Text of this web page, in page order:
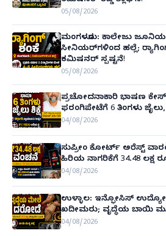
05/08/2026
ಮಂಗಳೂರು: ಕಾಲೇಜು ಜೂನಿಯರ್‌ಗಳ ಮೇಲೆ
ಸೀನಿಯರ್‌ಗಳಿಂದ ಹಲ್ಲೆ;
ಕಮಿಷನರ್ ಸ್ಪಷ್ಟನೆ!
05/08/2026
ಪ್ರಚೋದನಾಕಾರಿ ಭಾಷಣ
ಫರಂಗಿಪೇಟೆಗೆ 6 ತಿಂಗಳು
04/08/2026
ಸುಪ್ರೀಂ ಕೋರ್ಟ್ ಅರೆಸ್ಟ್
ಹಿರಿಯ ನಾಗರಿಕೆಗೆ 34.48
04/08/2026
ಉಳ್ಳಾಲ: ಇನ್ಫೋಸಿಸ್
ಖದೀಮರು; ವೃದ್ಧೆಯ ಬಾಯಿ
04/08/2026